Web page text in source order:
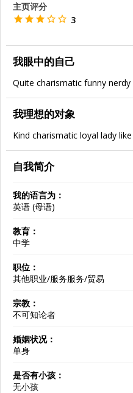
主页评分
3
我眼中的自己
Quite charismatic funny
我理想的对象
Kind charismatic loyal lady like
自我简介
我的语言为：
英语 (母语)
教育：
中学
职位：
其他职业/服务服务/贸易
宗教：
不可知论者
婚姻状况：
单身
是否有小孩：
无小孩